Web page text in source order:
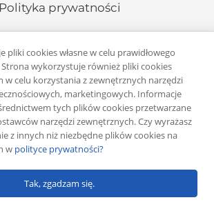
Polityka prywatności
© 2026 Rafał Żuber
byKlub eMarketera
pliki cookies własne w celu prawidłowego
Strona wykorzystuje również pliki cookies
celu korzystania z zewnętrznych narzędzi
marketingowych. Informacje
tych plików cookies przetwarzane
narzędzi zewnętrznych. Czy wyrażasz
z innych niż niezbędne plików cookies na
w polityce prywatności?
Tak, zgadzam się.